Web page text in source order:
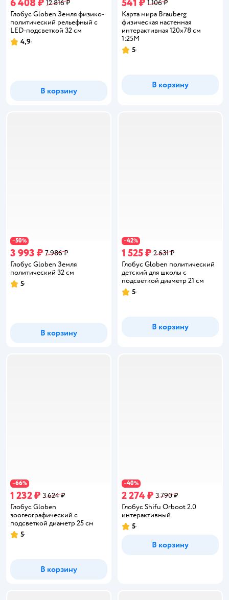
6 408 ₽ 12 816 ₽
Глобус Globen Земля физико-
политический рельефный с
LED-подсветкой 32 см
Рейтинг:
4,9
В корзину
541 ₽ 1 106 ₽
Карта мира Brauberg
физическая настенная
интерактивная 120х78 см
1:25М
Рейтинг:
5
В корзину
−50%
3 993 ₽ 7 986 ₽
Глобус Globen Земля
политический 32 см
Рейтинг:
5
В корзину
−42%
1 525 ₽ 2 631 ₽
Глобус Globen политический
детский для школы с
подсветкой диаметр 21 см
Рейтинг:
5
В корзину
−66%
1 232 ₽ 3 624 ₽
Глобус Globen
зоогеографический с
подсветкой диаметр 25 см
Рейтинг:
5
В корзину
−40%
2 274 ₽ 3 790 ₽
Глобус Shifu Orboot 2.0
интерактивный
Рейтинг:
5
В корзину